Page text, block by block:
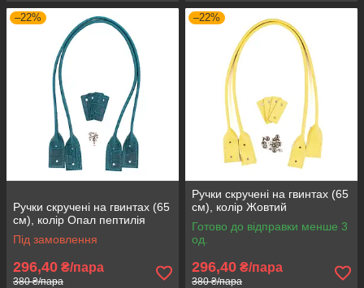
–22%
Ручки скручені на гвинтах (65
см), колір Опал пептилія
Під замовлення
296,40 ₴/пара
380 ₴/пара
–22%
Ручки скручені на гвинтах (65
см), колір Жовтий
Готово до відправки менше 3
од.
296,40 ₴/пара
380 ₴/пара